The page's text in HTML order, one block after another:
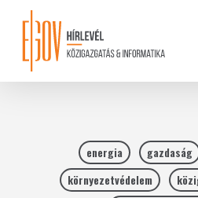
content
energia gazdaság
környezetvédelem